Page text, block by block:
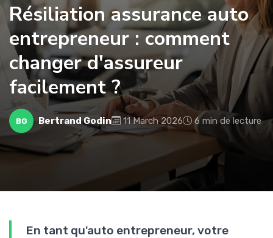
Résiliation assurance auto
entrepreneur : comment
changer d'assureur
facilement ?
BG Bertrand Godin 11 March 2026 6 min de lecture
En tant qu'auto entrepreneur, votre